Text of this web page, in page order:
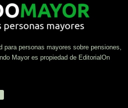
para personas mayores sobre pensiones,
Mayor es propiedad de EditorialOn